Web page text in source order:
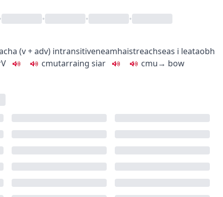
• •
•
(v + adv) intransitiveneamhaistreachseas i leataobh
cmutarraing siar cmu→ bow